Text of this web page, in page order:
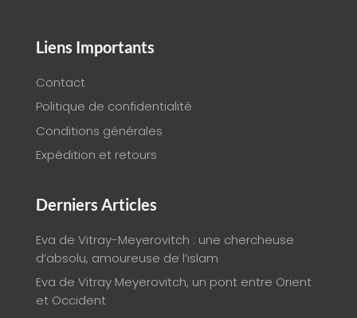
Liens Importants
Contact
Politique de confidentialité
Conditions générales
Expédition et retours
Derniers Articles
Eva de Vitray-Meyerovitch : une chercheuse
d’absolu, amoureuse de l’islam
Eva de Vitray Meyerovitch, un pont entre Orient
et Occident